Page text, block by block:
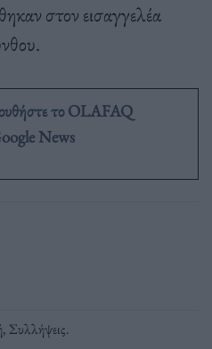
στον εισαγγελέα
το OLAFAQ
News
, Συλλήψεις.